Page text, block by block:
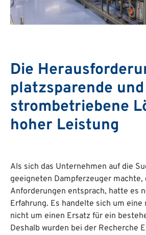
Die
platzsparende und
strombetriebene
hoher Leistung
Als sich das Unternehmen auf die
geeigneten Dampferzeuger machte,
Anforderungen entsprach, hatte es
Erfahrung. Es handelte sich um eine
nicht um einen Ersatz für ein
Deshalb wurden bei der Recherche